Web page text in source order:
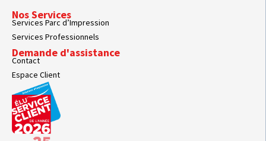
Nos Services
Services Parc d’Impression
Services Professionnels
Demande d'assistance
Contact
Espace Client